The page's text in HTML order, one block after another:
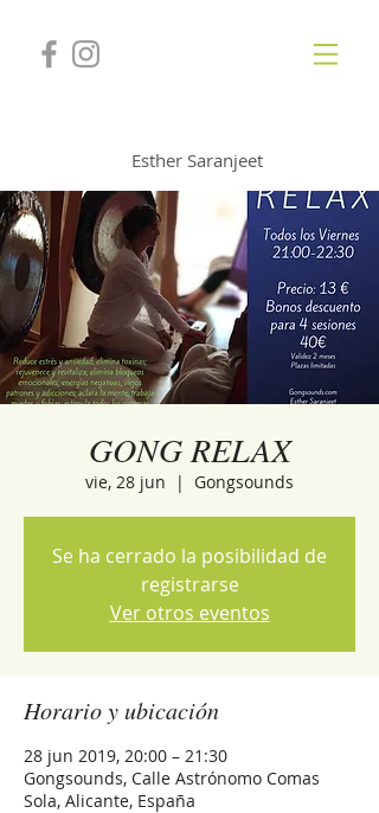
Esther Saranjeet
GONG RELAX
vie, 28 jun
  |
Gongsounds
Se ha cerrado la posibilidad de
registrarse
Ver otros eventos
Horario y ubicación
28 jun 2019, 20:00 – 21:30
Gongsounds, Calle Astrónomo Comas
Sola, Alicante, España